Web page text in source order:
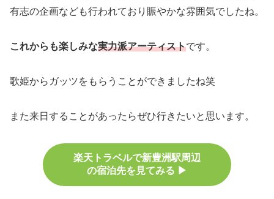
有志の企画なども行われており賑やかな雰囲気でしたね。
これからも楽しみな実力派アーティストです。
歌姫からガッツをもらうことができましたね笑
また来日することがあったらぜひ行きたいと思います。
楽天トラベルで新豊洲駅周辺
の宿泊先を見てみる ▶︎